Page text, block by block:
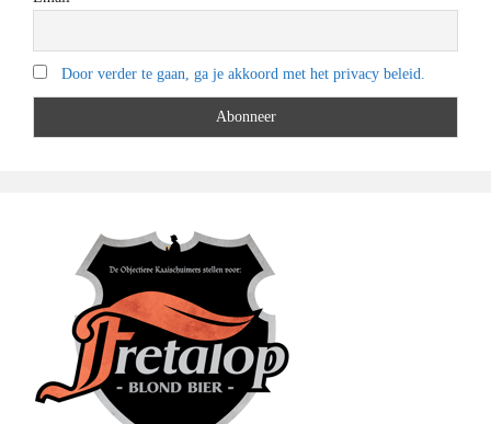
Door verder te gaan, ga je akkoord met het privacy beleid.